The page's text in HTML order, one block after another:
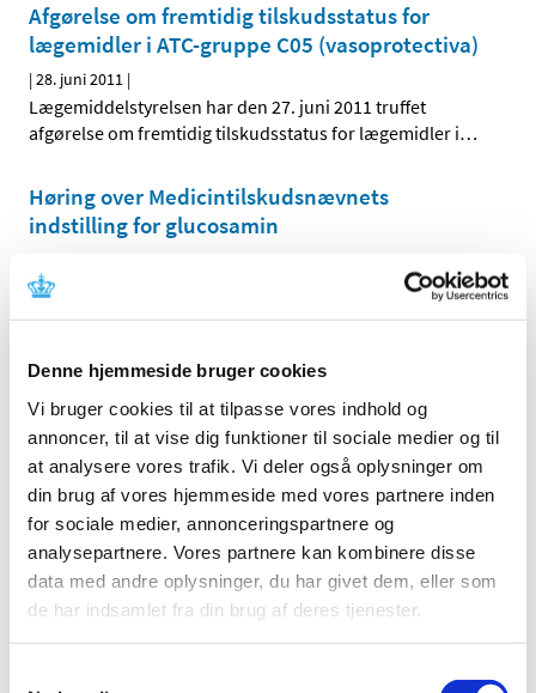
Denne hjemmeside bruger cookies
Vi bruger cookies til at tilpasse vores indhold og
annoncer, til at vise dig funktioner til sociale medier og til
at analysere vores trafik. Vi deler også oplysninger om
din brug af vores hjemmeside med vores partnere inden
for sociale medier, annonceringspartnere og
analysepartnere. Vores partnere kan kombinere disse
data med andre oplysninger, du har givet dem, eller som
de har indsamlet fra din brug af deres tjenester.
Afgørelse om fremtidig tilskudsstatus for
lægemidler i ATC-gruppe C05 (vasoprotectiva)
|28. juni 2011 |
Lægemiddelstyrelsen har den 27. juni 2011 truffet
afgørelse om fremtidig tilskudsstatus for lægemidler i…
Høring over Medicintilskudsnævnets
indstilling for glucosamin
Medicintilskudsnævnet har revurderet tilskudsstatus for
lægemidler, der indeholder glucosamin. Lægemidlerne…
Høring over Medicintilskudsnævnets
indstilling til tilskudsstatus for lægemidler til
behandling af depression og angst
(lægemidler i ATC-gruppe N06A m.fl.)
|6. maj 2011|
Medicintilskudsnævnet har på Lægemiddelstyrelsens
foranledning revurderet tilskudsstatus for lægemidler i…
Lægemiddelstyrelsen indleder ad hoc
revurdering af tilskudsstatus for glucosamin